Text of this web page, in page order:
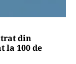
din
la 100 de